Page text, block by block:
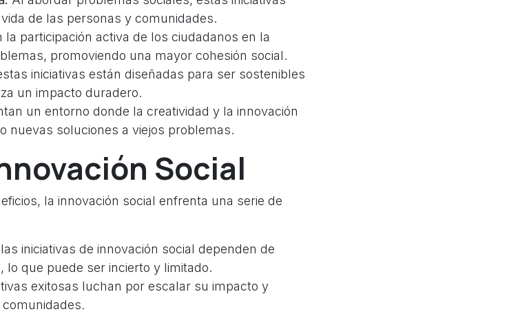
de las personas y comunidades.
la participación activa de los ciudadanos en la
promoviendo una mayor cohesión social.
iniciativas están diseñadas para ser sostenibles
un impacto duradero.
un entorno donde la creatividad y la innovación
nuevas soluciones a viejos problemas.
Social
la innovación social enfrenta una serie de
iniciativas de innovación social dependen de
lo que puede ser incierto y limitado.
exitosas luchan por escalar su impacto y